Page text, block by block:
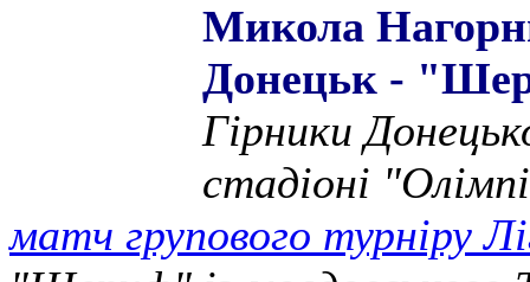
Микола
Донецьк -
Гірники
стадіоні
матч групового турніру